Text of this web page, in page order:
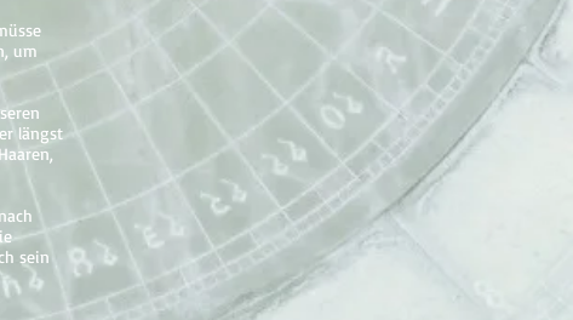
um
längst
sein